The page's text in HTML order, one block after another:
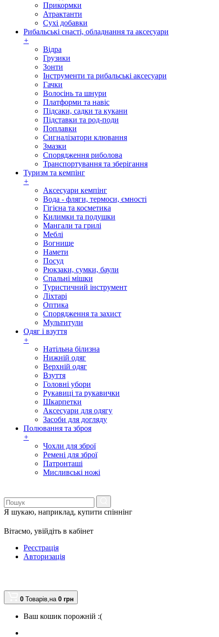
Прикормки
Атрактанти
Сухі добавки
Рибальські снасті, обладнання та аксесуари
+
Відра
Грузики
Зонти
Інструменти та рибальські аксесуари
Гачки
Волосінь та шнури
Платформи та навіс
Підсаки, садки та кукани
Підставки та род-поди
Поплавки
Сигналізатори клювання
Змазки
Спорядження риболова
Транспортування та зберігання
Туризм та кемпінг
+
Аксесуари кемпінг
Вода - фляги, термоси, ємності
Гігієна та косметика
Килимки та подушки
Мангали та грилі
Меблі
Вогнище
Намети
Посуд
Рюкзаки, сумки, баули
Спальні мішки
Туристичний інструмент
Ліхтарі
Оптика
Спорядження та захист
Мультитули
Одяг і взуття
+
Натільна білизна
Нижній одяг
Верхній одяг
Взуття
Головні убори
Рукавиці та рукавички
Шкарпетки
Аксесуари для одягу
Засоби для догляду
Полювання та зброя
+
Чохли для зброї
Ремені для зброї
Патронташі
Мисливські ножі
Я шукаю, наприклад, купити спіннінг
Вітаємо, увійдіть в кабінет
Реєстрація
Авторизація
0 Товарів,на 0 грн
Ваш кошик порожній :(